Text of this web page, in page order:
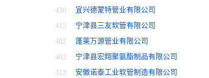
430
宜兴德蒙特管业有限公司
415
宁津县三友软管有限公司
402
蓬莱万源管业有限公司
402
宁津县宏翔聚氨酯制品有限公司
312
安徽诺泰工业软管制造有限公司